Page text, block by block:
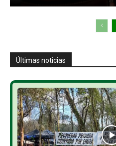
Últimas noticias